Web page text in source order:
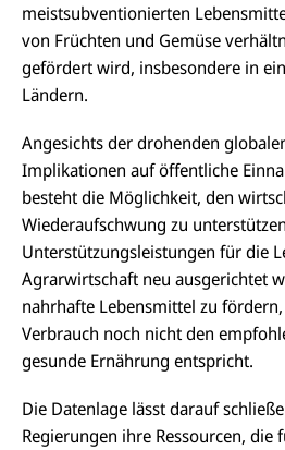
meistsubventionierten
von Früchten und Gemüse
gefördert wird, insbesondere in
Ländern.
Angesichts der drohenden
Implikationen auf öffentliche
besteht die Möglichkeit, den
Wiederaufschwung zu
Unterstützungsleistungen für die
Agrarwirtschaft neu ausgerichtet
nahrhafte Lebensmittel zu
Verbrauch noch nicht den
gesunde Ernährung entspricht.
Die Datenlage lässt darauf
Regierungen ihre Ressourcen, die